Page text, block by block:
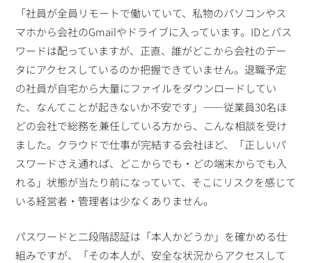
「社員が全員リモートで働いていて、私物のパソコンやス
マホから会社のGmailやドライブに入っています。IDとパス
ワードは配っていますが、正直、誰がどこから会社のデー
タにアクセスしているのか把握できていません。退職予定
の社員が自宅から大量にファイルをダウンロードしてい
た、なんてことが起きないか不安です」——従業員30名ほ
どの会社で総務を兼任している方から、こんな相談を受け
ました。クラウドで仕事が完結する会社ほど、「正しいパ
スワードさえ通れば、どこからでも・どの端末からでも入
れる」状態が当たり前になっていて、そこにリスクを感じて
いる経営者・管理者は少なくありません。
パスワードと二段階認証は「本人かどうか」を確かめる仕
組みですが、「その本人が、安全な状況からアクセスして